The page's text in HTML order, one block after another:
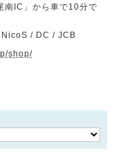
南IC」から車で10分で
/ DC / JCB
shop/